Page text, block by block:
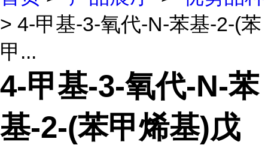
> 4-甲基-3-氧代-N-苯基-2-(苯
甲...
4-甲基-3-氧代-N-苯
基-2-(苯甲烯基)戊